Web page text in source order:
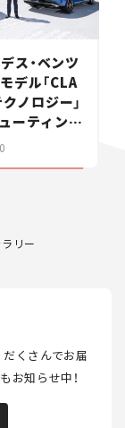
ス・ベンツ
デル「CLA
ノロジー」
ーティング
売【新車ニ
リー
くさんでお届
お知らせ中！